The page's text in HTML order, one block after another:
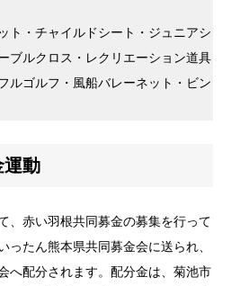
ト・チャイルドシート・ジュニアシ
ブルクロス・レクリエーション道具
ルゴルフ・風船バレーネット・ビン
運動
、赤い羽根共同募金の募集を行って
ったん熊本県共同募金会に送られ、
へ配分されます。配分金は、菊池市